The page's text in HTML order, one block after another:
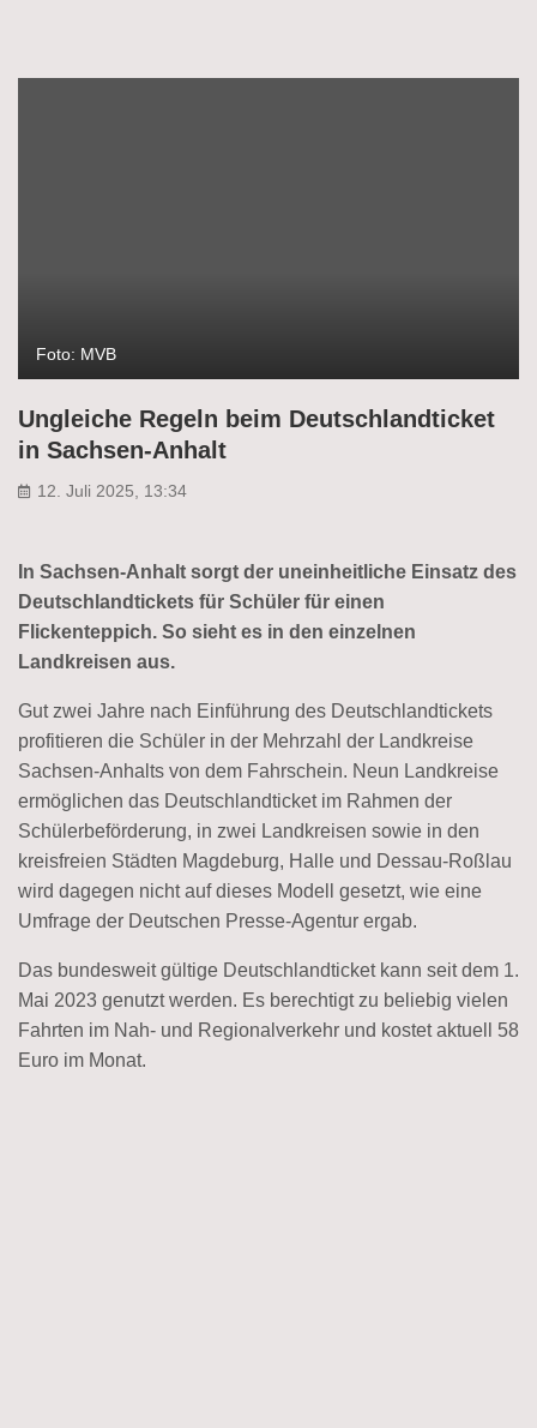
Foto: MVB
Ungleiche Regeln beim Deutschlandticket
in Sachsen-Anhalt
12. Juli 2025, 13:34
In Sachsen-Anhalt sorgt der uneinheitliche Einsatz des
Deutschlandtickets für Schüler für einen
Flickenteppich. So sieht es in den einzelnen
Landkreisen aus.
Gut zwei Jahre nach Einführung des Deutschlandtickets
profitieren die Schüler in der Mehrzahl der Landkreise
Sachsen-Anhalts von dem Fahrschein. Neun Landkreise
ermöglichen das Deutschlandticket im Rahmen der
Schülerbeförderung, in zwei Landkreisen sowie in den
kreisfreien Städten Magdeburg, Halle und Dessau-Roßlau
wird dagegen nicht auf dieses Modell gesetzt, wie eine
Umfrage der Deutschen Presse-Agentur ergab.
Das bundesweit gültige Deutschlandticket kann seit dem 1.
Mai 2023 genutzt werden. Es berechtigt zu beliebig vielen
Fahrten im Nah- und Regionalverkehr und kostet aktuell 58
Euro im Monat.